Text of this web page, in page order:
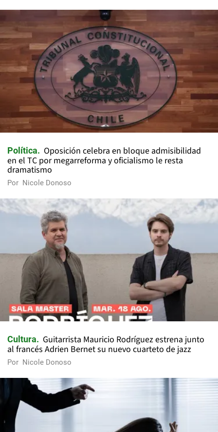
Política
Oposición celebra en bloque admisibilidad
en el TC por megarreforma y oficialismo le resta
dramatismo
Por Nicole Donoso
Cultura
Guitarrista Mauricio Rodríguez estrena junto
al francés Adrien Bernet su nuevo cuarteto de jazz
Por Nicole Donoso